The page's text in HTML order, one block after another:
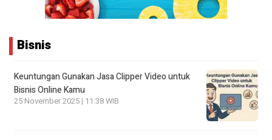
Bisnis
Keuntungan Gunakan Jasa Clipper Video untuk
Bisnis Online Kamu
25 November 2025 | 11:38 WIB